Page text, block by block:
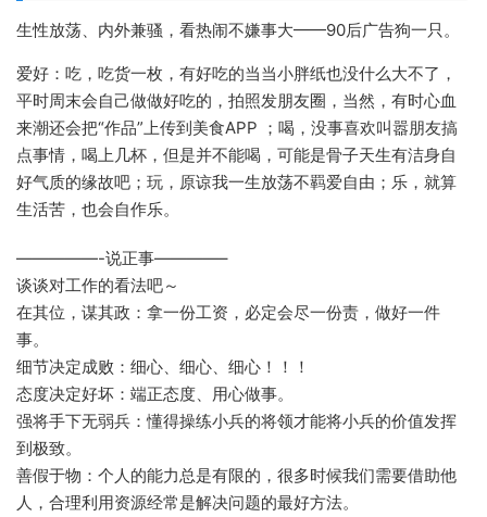
生性放荡、内外兼骚，看热闹不嫌事大——90后广告狗一只。
爱好：吃，吃货一枚，有好吃的当当小胖纸也没什么大不了，
平时周末会自己做做好吃的，拍照发朋友圈，当然，有时心血
来潮还会把“作品”上传到美食APP ；喝，没事喜欢叫嚣朋友搞
点事情，喝上几杯，但是并不能喝，可能是骨子天生有洁身自
好气质的缘故吧；玩，原谅我一生放荡不羁爱自由；乐，就算
生活苦，也会自作乐。
—————-说正事————–
谈谈对工作的看法吧～
在其位，谋其政：拿一份工资，必定会尽一份责，做好一件
事。
细节决定成败：细心、细心、细心！！！
态度决定好坏：端正态度、用心做事。
强将手下无弱兵：懂得操练小兵的将领才能将小兵的价值发挥
到极致。
善假于物：个人的能力总是有限的，很多时候我们需要借助他
人，合理利用资源经常是解决问题的最好方法。